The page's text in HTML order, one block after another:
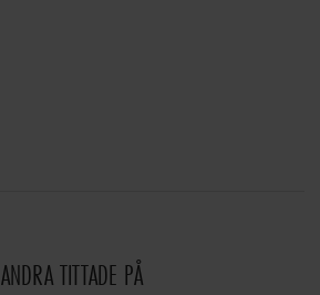
ANDRA TITTADE PÅ